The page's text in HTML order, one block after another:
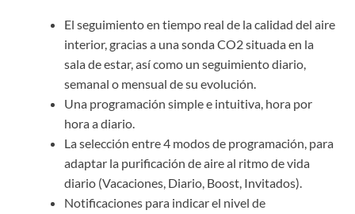
El seguimiento en tiempo real de la calidad del aire
interior, gracias a una sonda CO2 situada en la
sala de estar, así como un seguimiento diario,
semanal o mensual de su evolución.
Una programación simple e intuitiva, hora por
hora a diario.
La selección entre 4 modos de programación, para
adaptar la purificación de aire al ritmo de vida
diario (Vacaciones, Diario, Boost, Invitados).
Notificaciones para indicar el nivel de